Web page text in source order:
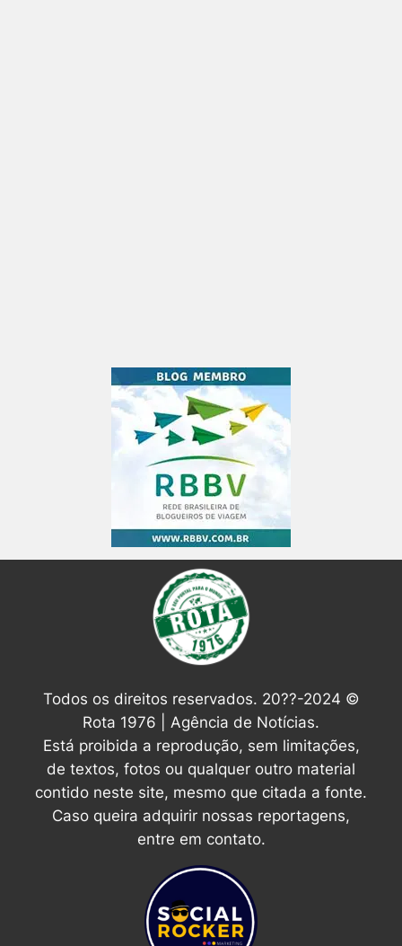
Todos os direitos reservados. 20??-2024 ©
Rota 1976 | Agência de Notícias.
Está proibida a reprodução, sem limitações,
de textos, fotos ou qualquer outro material
contido neste site, mesmo que citada a fonte.
Caso queira adquirir nossas reportagens,
entre em contato.